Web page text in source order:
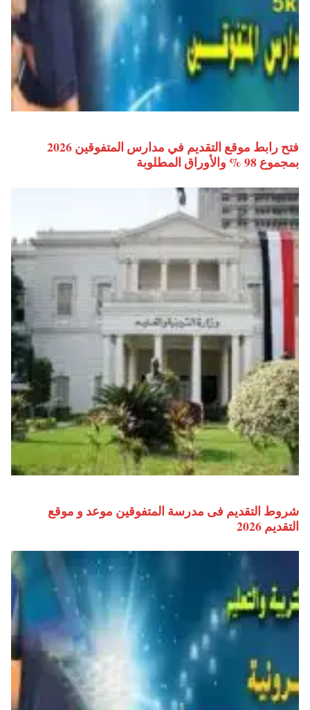
فتح رابط موقع التقديم في مدارس المتفوقين 2026
بمجموع 98 % والأوراق المطلوبة
شروط التقديم فى مدرسة المتفوقين موعد و موقع
التقديم 2026